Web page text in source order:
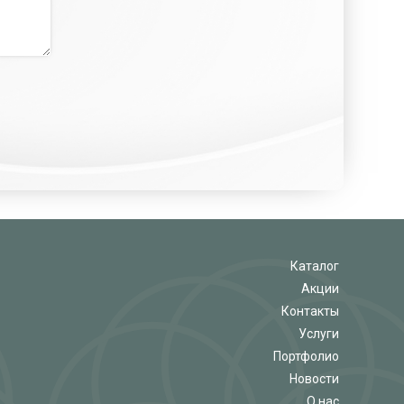
Каталог
Акции
Контакты
Услуги
Портфолио
Новости